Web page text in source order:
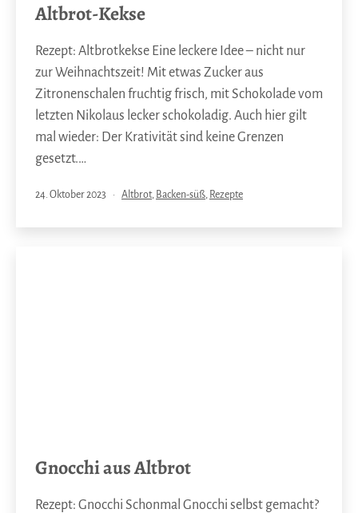
Altbrot-Kekse
Rezept: Altbrotkekse Eine leckere Idee – nicht nur
zur Weihnachtszeit! Mit etwas Zucker aus
Zitronenschalen fruchtig frisch, mit Schokolade vom
letzten Nikolaus lecker schokoladig. Auch hier gilt
mal wieder: Der Krativität sind keine Grenzen
gesetzt.…
Veröffentlicht
24. Oktober 2023
Kategorisiert
Altbrot, Backen-süß, Rezepte
Gnocchi aus Altbrot
Rezept: Gnocchi Schonmal Gnocchi selbst gemacht?